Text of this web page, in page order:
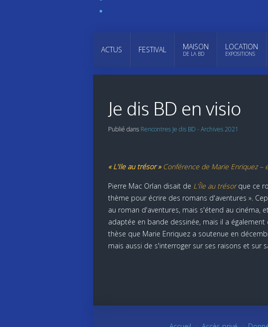
ACTUS FESTIVAL MAISON
DE LA BD
LOCATION
EXPOSITIONS
Je dis BD en visio
Publié dans Rencontres Je dis BD - Archives 2021
« L'Ile au trésor »Conférence de Marie Enriquez –
Pierre Mac Orlan disait de L'Île au trésorque ce
thème pour écrire des romans d'aventures ».
au roman d'aventures, mais s'étend au cinéma,
adaptée en bande dessinée, mais il a
thèse que Marie Enriquez a soutenue en
mais aussi de s'interroger sur ses raisons et sur